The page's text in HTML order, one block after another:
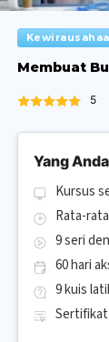
Membuat
5
Yang
Kursus
Rata-
9 seri
60 hari
9 kuis